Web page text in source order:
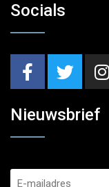
Socials
Nieuwsbrief